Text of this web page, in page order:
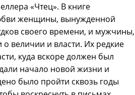
«Чтец». В книге
женщины, вынужденной
своего времени, и мужчины,
величии и власти. Их редкие
куда вскоре должен был
начало новой жизни и
было пройти сквозь годы